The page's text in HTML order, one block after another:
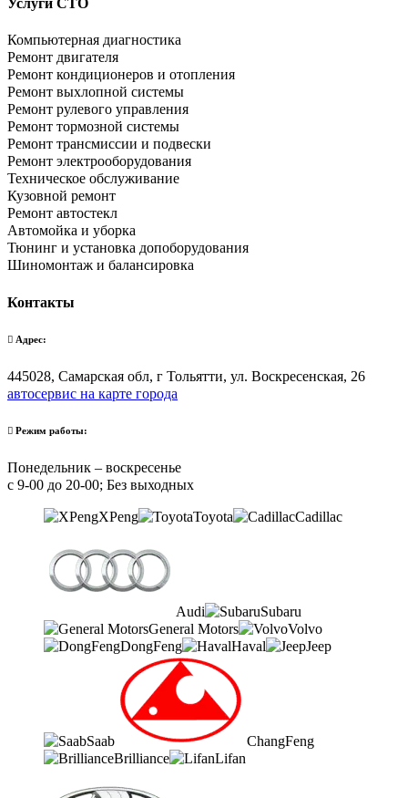
Услуги СТО
Компьютерная диагностика
Ремонт двигателя
Ремонт кондиционеров и отопления
Ремонт выхлопной системы
Ремонт рулевого управления
Ремонт тормозной системы
Ремонт трансмиссии и подвески
Ремонт электрооборудования
Техническое обслуживание
Кузовной ремонт
Ремонт автостекл
Автомойка и уборка
Тюнинг и установка допоборудования
Шиномонтаж и балансировка
Контакты
Адрес:
445028, Самарская обл, г Тольятти, ул. Воскресенская, 26
автосервис на карте города
Режим работы:
Понедельник – воскресенье
с 9-00 до 20-00; Без выходных
XPeng Toyota Cadillac
Audi
Subaru
General Motors
Volvo
DongFeng
Haval Jeep
Saab
ChangFeng
Brilliance
Lifan